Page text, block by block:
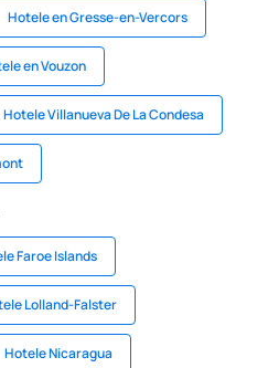
Hotele en Gresse-en-Vercors
en Vouzon
Hotele Villanueva De La Condesa
Faroe Islands
Lolland-Falster
Hotele Nicaragua